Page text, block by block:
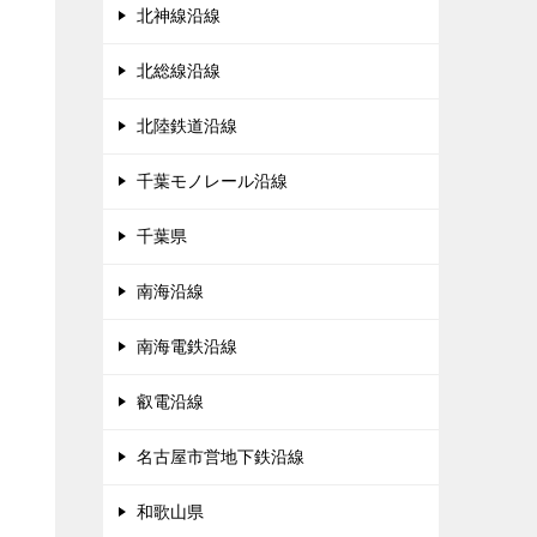
北神線沿線
北総線沿線
北陸鉄道沿線
千葉モノレール沿線
千葉県
南海沿線
南海電鉄沿線
叡電沿線
名古屋市営地下鉄沿線
和歌山県